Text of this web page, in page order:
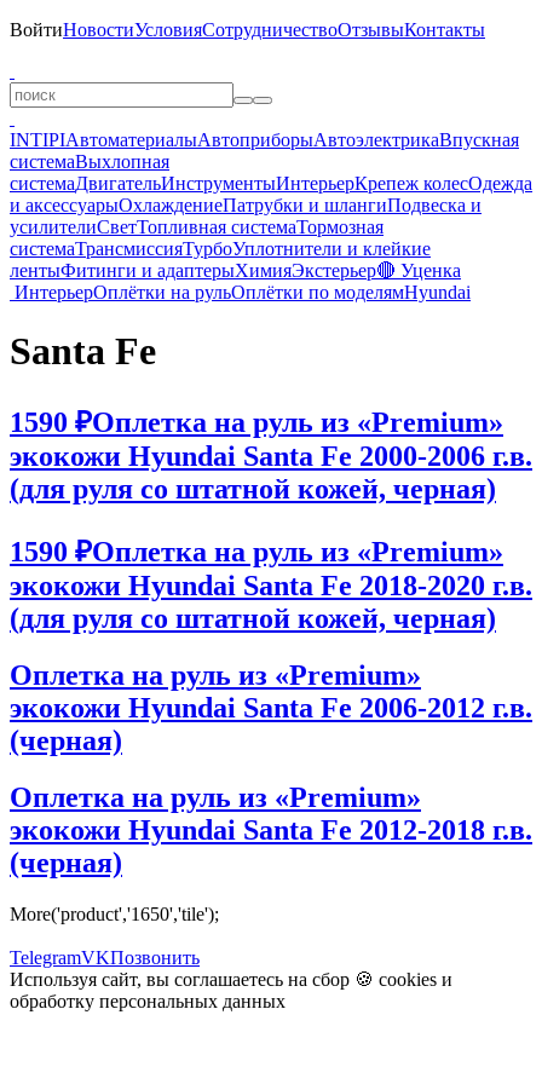
ВойтиНовостиУсловияСотрудничествоОтзывыКонтакты
INTIPIАвтоматериалыАвтоприборыАвтоэлектрикаВпускная
системаВыхлопная
системаДвигательИнструментыИнтерьерКрепеж колесОдежда
и аксессуарыОхлаждениеПатрубки и шлангиПодвеска и
усилителиСветТопливная системаТормозная
системаТрансмиссияТурбоУплотнители и клейкие
лентыФитинги и адаптерыХимияЭкстерьер🔴 Уценка
ИнтерьерОплётки на рульОплётки по моделямHyundai
Santa Fe
1590 ₽Оплетка на руль из «Premium»
экокожи Hyundai Santa Fe 2000-2006 г.в.
(для руля со штатной кожей, черная)
1590 ₽Оплетка на руль из «Premium»
экокожи Hyundai Santa Fe 2018-2020 г.в.
(для руля со штатной кожей, черная)
Оплетка на руль из «Premium»
экокожи Hyundai Santa Fe 2006-2012 г.в.
(черная)
Оплетка на руль из «Premium»
экокожи Hyundai Santa Fe 2012-2018 г.в.
(черная)
More('product','1650','tile');
TelegramVKПозвонить
Используя сайт, вы соглашаетесь на сбор 🍪 cookies и
обработку персональных данных